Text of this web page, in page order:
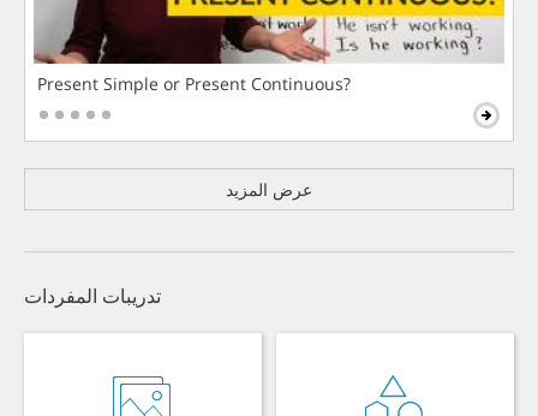
Present Simple or Present Continuous?
عرض المزيد
تدريبات المفردات